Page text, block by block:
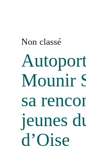
Non classé
Mounir
sa
jeunes
d’Oise